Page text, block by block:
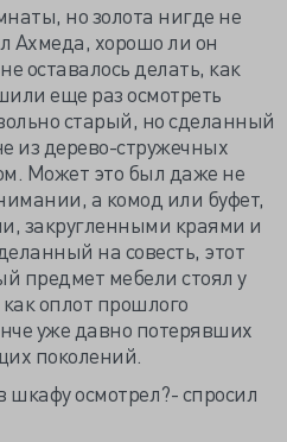
но золота нигде не
Ахмеда, хорошо ли он
оставалось делать, как
еще раз осмотреть
старый, но сделанный
из дерево-стружечных
Может это был даже не
а комод или буфет,
закругленными краями и
на совесть, этот
предмет мебели стоял у
оплот прошлого
уже давно потерявших
поколений.
осмотрел?- спросил